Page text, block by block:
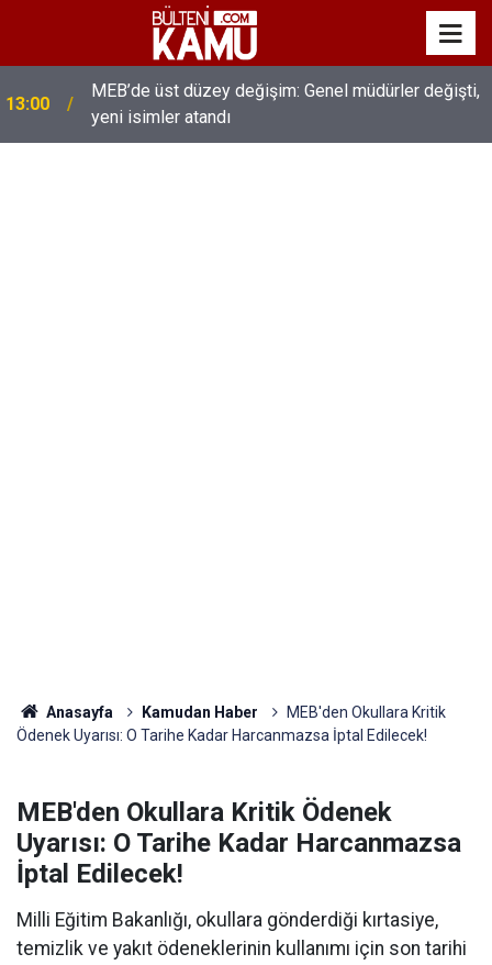
13:00
MEB’de üst düzey değişim: Genel müdürler değişti,
yeni isimler atandı
Anasayfa Kamudan Haber
MEB'den Okullara Kritik
Ödenek Uyarısı: O Tarihe Kadar Harcanmazsa İptal Edilecek!
MEB'den Okullara Kritik Ödenek
Uyarısı: O Tarihe Kadar Harcanmazsa
İptal Edilecek!
Milli Eğitim Bakanlığı, okullara gönderdiği kırtasiye,
temizlik ve yakıt ödeneklerinin kullanımı için son tarihi